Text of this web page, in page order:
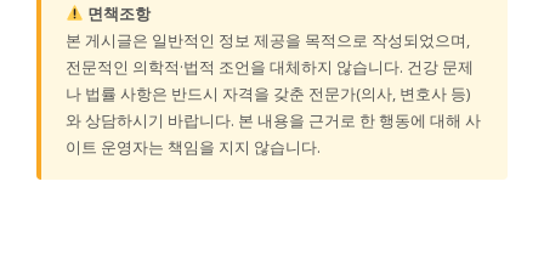
면책조항
본 게시글은 일반적인 정보 제공을 목적으로 작성되었으며,
전문적인 의학적·법적 조언을 대체하지 않습니다. 건강 문제
나 법률 사항은 반드시 자격을 갖춘 전문가(의사, 변호사 등)
와 상담하시기 바랍니다. 본 내용을 근거로 한 행동에 대해 사
이트 운영자는 책임을 지지 않습니다.